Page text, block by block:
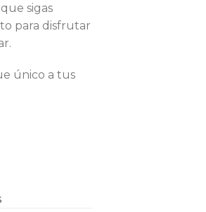
sigas
para disfrutar
único a tus